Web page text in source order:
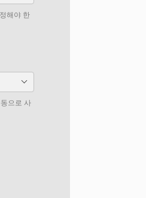
해야 한
으로 사